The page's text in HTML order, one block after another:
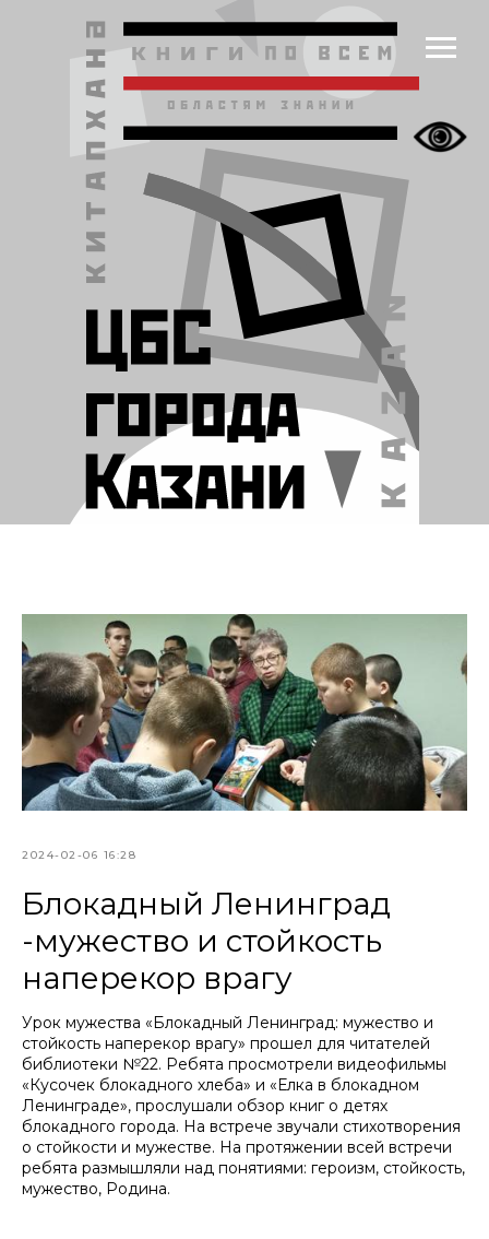
2024-02-06 16:28
Блокадный Ленинград
-мужество и стойкость
наперекор врагу
Урок мужества «Блокадный Ленинград: мужество и
стойкость наперекор врагу» прошел для читателей
библиотеки №22. Ребята просмотрели видеофильмы
«Кусочек блокадного хлеба» и «Елка в блокадном
Ленинграде», прослушали обзор книг о детях
блокадного города. На встрече звучали стихотворения
о стойкости и мужестве. На протяжении всей встречи
ребята размышляли над понятиями: героизм, стойкость,
мужество, Родина.